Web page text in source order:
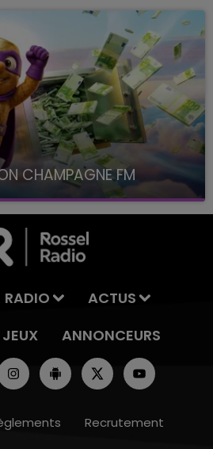
CHAMPAGNE FM
FM, à 8H10
RADIO
ACTUS
JEUX ANNONCEURS
Recrutement